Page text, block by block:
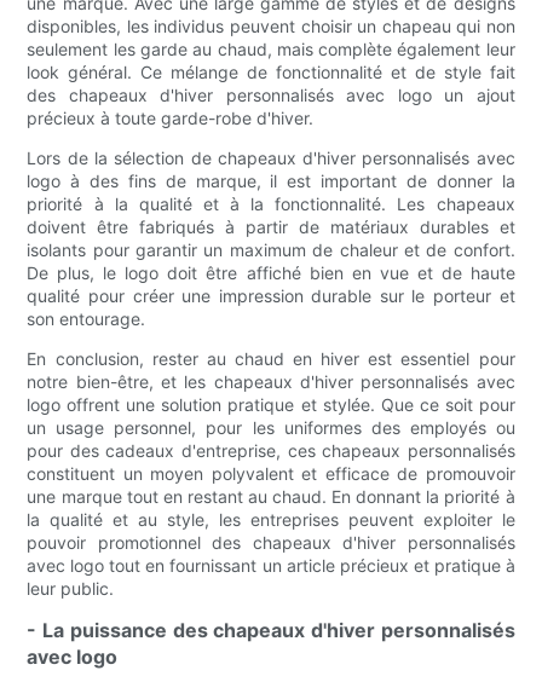
disponibles, les individus peuvent choisir un chapeau qui non
seulement les garde au chaud, mais complète également leur
look général. Ce mélange de fonctionnalité et de style fait
des chapeaux d'hiver personnalisés avec logo un ajout
précieux à toute garde-robe d'hiver.
Lors de la sélection de chapeaux d'hiver personnalisés avec
logo à des fins de marque, il est important de donner la
priorité à la qualité et à la fonctionnalité. Les chapeaux
doivent être fabriqués à partir de matériaux durables et
isolants pour garantir un maximum de chaleur et de confort.
De plus, le logo doit être affiché bien en vue et de haute
qualité pour créer une impression durable sur le porteur et
son entourage.
En conclusion, rester au chaud en hiver est essentiel pour
notre bien-être, et les chapeaux d'hiver personnalisés avec
logo offrent une solution pratique et stylée. Que ce soit pour
un usage personnel, pour les uniformes des employés ou
pour des cadeaux d'entreprise, ces chapeaux personnalisés
constituent un moyen polyvalent et efficace de promouvoir
une marque tout en restant au chaud. En donnant la priorité à
la qualité et au style, les entreprises peuvent exploiter le
pouvoir promotionnel des chapeaux d'hiver personnalisés
avec logo tout en fournissant un article précieux et pratique à
leur public.
- La puissance des chapeaux d'hiver personnalisés
avec logo